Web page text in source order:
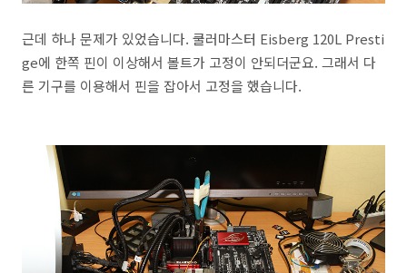
근데 하나 문제가 있었습니다. 쿨러마스터 Eisberg 120L Presti
ge에 한쪽 핀이 이상해서 볼트가 고정이 안되더군요. 그래서 다
른 기구를 이용해서 핀을 잡아서 고정을 했습니다.